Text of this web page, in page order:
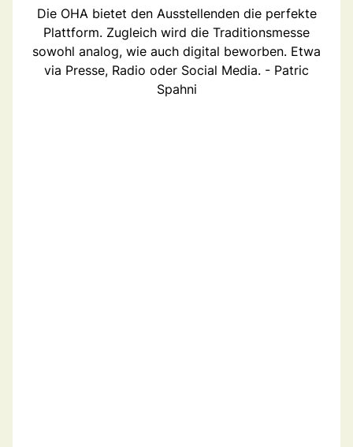
Die OHA bietet den Ausstellenden die perfekte
Plattform. Zugleich wird die Traditionsmesse
sowohl analog, wie auch digital beworben. Etwa
via Presse, Radio oder Social Media. - Patric
Spahni